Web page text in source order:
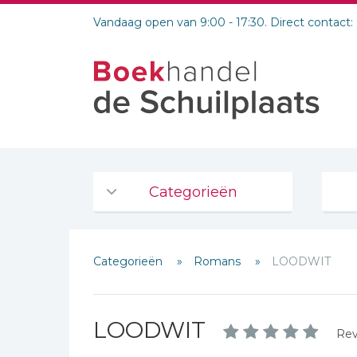
Vandaag open van 9:00 - 17:30. Direct contact:
Categorieën
De Bijbel
Bijbelse Dagboeken 2026
Bijbelstudie groepen
Categorieën Romans LOODWIT
LOODWIT